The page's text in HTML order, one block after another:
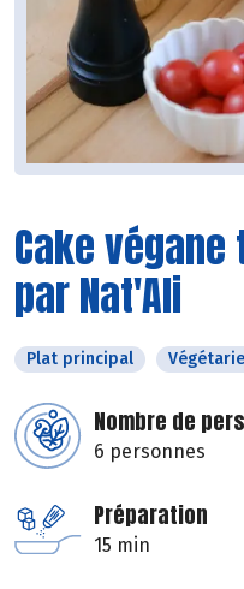
Cake
par Nat'Ali
Plat principal
Nombre de
6 personnes
Préparation
15 min